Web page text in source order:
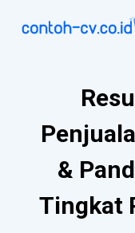
&
Tingkat